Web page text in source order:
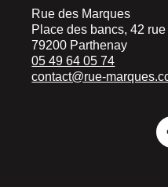
Rue des Marques
Place des bancs, 42
79200 Parthenay
05 49 64 05 74
contact@rue-